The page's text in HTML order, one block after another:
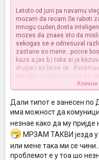
Letoto od juni pa navamu
mozam da recam.Se raboti
mnogu cuden,dosta
mozes da znaes sto da
sekogas se e odnesuval
zastane so mene...pocne
kaze a,jas b,i taka si ja
drugar.I se bese
nekolku nedeli pocnuva da
mene.Ednas se sretnavme
so mene da razgleduva
momentot.Mnogupati ke me
znaci....no vo isto vreme
ponese sto pomisluvam
bile detski i pagaat vo
sviga...znam site vikaat
ladenje vo zivotot,nisto ne
mi.Sto da pravam?
Дали типот е занесен по
има можност да
незнае како да му пријде
МРЗАМ ТАКВИ језда у
или мене така ми се чини...
проблемот е у тоа шо